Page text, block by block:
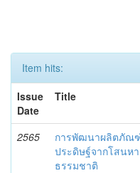
Item hits:
Issue
Date
Title
2565
การพัฒนาผลิตภัณ
ประดิษฐ์จากโสนห
ธรรมชาติ